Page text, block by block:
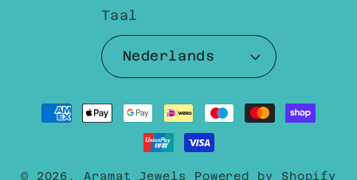
Taal
Nederlands
Betaalmethoden
© 2026, Aramat Jewels Powered by Shopify